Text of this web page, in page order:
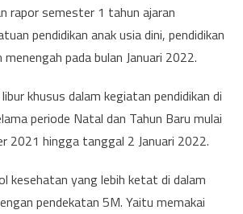
rapor semester 1 tahun ajaran
pendidikan anak usia dini, pendidikan
menengah pada bulan Januari 2022.
khusus dalam kegiatan pendidikan di
periode Natal dan Tahun Baru mulai
2021 hingga tanggal 2 Januari 2022.
kesehatan yang lebih ketat di dalam
pendekatan 5M. Yaitu memakai